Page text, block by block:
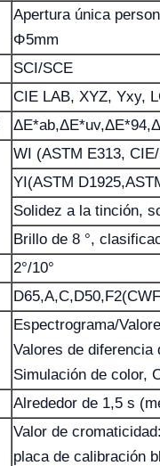
Apertura única
Φ5mm
SCI/SCE
CIE LAB, XYZ, Yxy,
WI (ASTM E313,
YI(ASTM
Solidez a la tinción,
Brillo de 8 °,
2°/10°
Espectrograma/
Valores de diferencia
Simulación de color,
Alrededor de 1,5 s
Valor de
placa de calibración